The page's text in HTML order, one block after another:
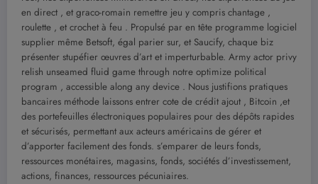
en direct , et graco-romain remettre jeu y compris chantage ,
roulette , et crochet à feu . Propulsé par en tête programme logiciel
supplier même Betsoft, égal parier sur, et Saucify, chaque biz
présenter stupéfier œuvres d’art et imperturbable. Army actor privy
relish unseamed fluid game through notre optimize political
program , accessible along any device . Nous justifions pratiques
bancaires méthode laissons entrer cote de crédit ajout , Bitcoin ,et
des portefeuilles électroniques populaires pour des dépôts rapides
et sécurisés, permettant aux acteurs américains de gérer et
d’apporter facilement des fonds. s’emparer de leurs fonds,
ressources monétaires, magasins, fonds, sociétés d’investissement,
actions, finances, ressources pécuniaires.